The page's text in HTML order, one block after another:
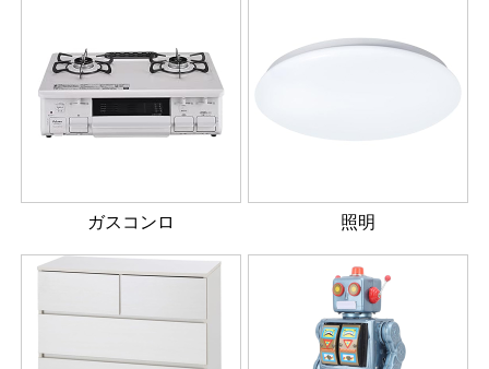
ガスコンロ 照明